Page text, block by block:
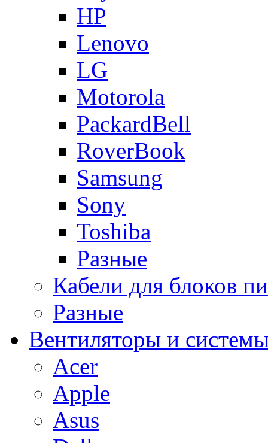
HP
Lenovo
LG
Motorola
PackardBell
RoverBook
Samsung
Sony
Toshiba
Разные
Кабели для блоков
Разные
Вентиляторы и
Acer
Apple
Asus